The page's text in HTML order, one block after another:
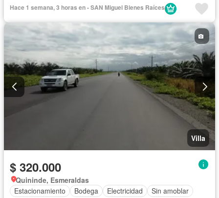
Hace 1 semana, 3 horas en - SAN Miguel Bienes Raíces
Villa
$ 320.000
Quininde, Esmeraldas
Estacionamiento
Bodega Electricidad Sin amoblar